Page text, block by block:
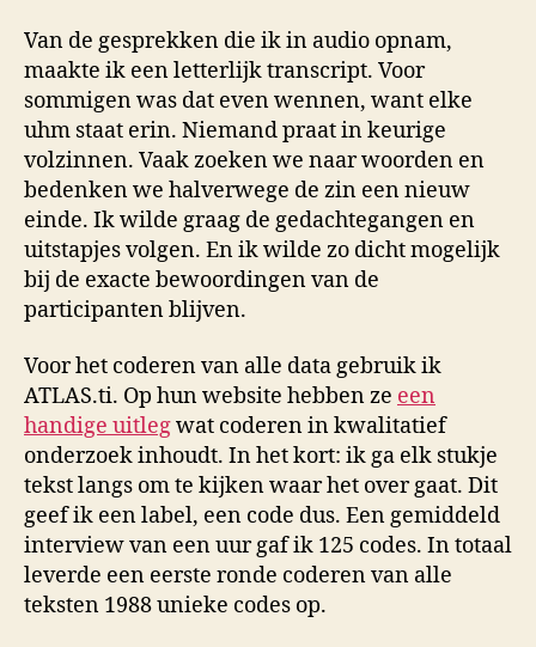
Van de gesprekken die ik in audio opnam,
maakte ik een letterlijk transcript. Voor
sommigen was dat even wennen, want elke
uhm staat erin. Niemand praat in keurige
volzinnen. Vaak zoeken we naar woorden en
bedenken we halverwege de zin een nieuw
einde. Ik wilde graag de gedachtegangen en
uitstapjes volgen. En ik wilde zo dicht mogelijk
bij de exacte bewoordingen van de
participanten blijven.
Voor het coderen van alle data gebruik ik
ATLAS.ti. Op hun website hebben ze een
handige uitlegwat coderen in kwalitatief
onderzoek inhoudt. In het kort: ik ga elk stukje
tekst langs om te kijken waar het over gaat. Dit
geef ik een label, een code dus. Een gemiddeld
interview van een uur gaf ik 125 codes. In totaal
leverde een eerste ronde coderen van alle
teksten 1988 unieke codes op.